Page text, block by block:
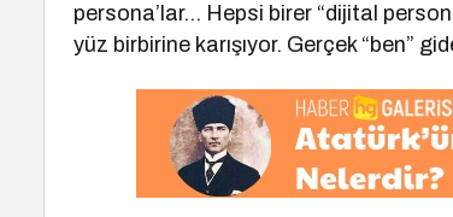
persona’lar… Hepsi birer “dijital
yüz birbirine karışıyor. Gerçek “ben”